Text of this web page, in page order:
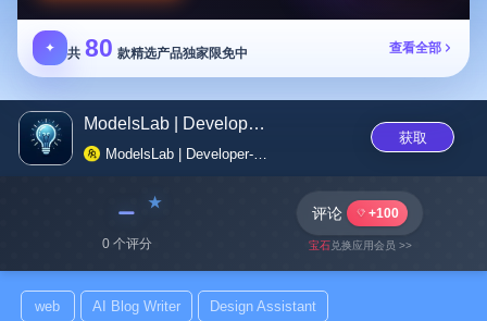
✦ 共 80 款精选产品独家限免中 查看全部
ModelsLab | Developer-First AP...
ModelsLab | Developer-First API Platform for AI & Machine Learning
获取
﹣
0 个评分
评论 +100
宝石兑换应用会员 >>
web AI Blog Writer Design Assistant